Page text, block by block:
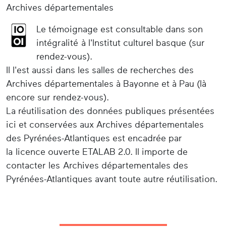
Archives départementales
Le témoignage est consultable dans son
intégralité à l'Institut culturel basque (sur
rendez-vous).
Il l'est aussi dans les salles de recherches des
Archives départementales à Bayonne et à Pau (là
encore sur rendez-vous).
La réutilisation des données publiques présentées
ici et conservées aux Archives départementales
des Pyrénées-Atlantiques est encadrée par
la licence ouverte ETALAB 2.0. Il importe de
contacter les Archives départementales des
Pyrénées-Atlantiques avant toute autre réutilisation.